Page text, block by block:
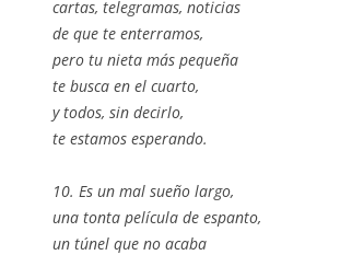
cartas, telegramas, noticias
de que te enterramos,
pero tu nieta más pequeña
te busca en el cuarto,
y todos, sin decirlo,
te estamos esperando.
10. Es un mal sueño largo,
una tonta película de espanto,
un túnel que no acaba